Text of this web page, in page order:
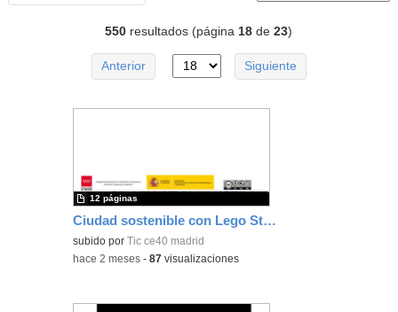
550 resultados (página18 de23)
Anterior Siguiente
Ciudad sostenible con Lego Steam Park
subido por Tic ce40 madrid
12 páginas
-hace 2 meses -87 visualizaciones